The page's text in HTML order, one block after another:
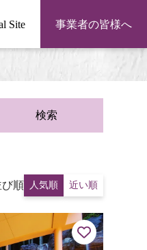
Site 事業者の皆様へ
検索
び順 人気順 近い順